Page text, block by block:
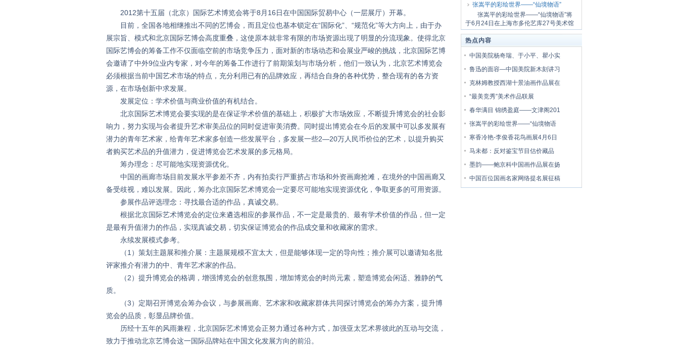
2012第十五届（北京）国际艺术博览会将于8月16日在中国国际贸易中心（一层展厅）开幕。
目前，全国各地相继推出不同的艺博会，而且定位也基本锁定在“国际化”、“规范化”等大方向上，由于办
展宗旨、模式和北京国际艺博会高度重叠，这使原本就非常有限的市场资源出现了明显的分流现象。使得北京
国际艺博会的筹备工作不仅面临空前的市场竞争压力，面对新的市场动态和会展业严峻的挑战，北京国际艺博
会邀请了中外9位业内专家，对今年的筹备工作进行了前期策划与市场分析，他们一致认为，北京艺术博览会
必须根据当前中国艺术市场的特点，充分利用已有的品牌效应，再结合自身的各种优势，整合现有的各方资
源，在市场创新中求发展。
发展定位：学术价值与商业价值的有机结合。
北京国际艺术博览会要实现的是在保证学术价值的基础上，积极扩大市场效应，不断提升博览会的社会影
响力，努力实现与会者提升艺术审美品位的同时促进审美消费。同时提出博览会在今后的发展中可以多发展有
潜力的青年艺术家，给青年艺术家多创造一些发展平台，多发展一些2—20万人民币价位的艺术，以提升购买
者购买艺术品的升值潜力，促进博览会艺术发展的多元格局。
筹办理念：尽可能地实现资源优化。
中国的画廊市场目前发展水平参差不齐，内有拍卖行严重挤占市场和外资画廊抢滩，在境外的中国画廊又
备受歧视，难以发展。因此，筹办北京国际艺术博览会一定要尽可能地实现资源优化，争取更多的可用资源。
参展作品评选理念：寻找最合适的作品，真诚交易。
根据北京国际艺术博览会的定位来遴选相应的参展作品，不一定是最贵的、最有学术价值的作品，但一定
是最有升值潜力的作品，实现真诚交易，切实保证博览会的作品成交量和收藏家的需求。
永续发展模式参考。
（1）策划主题展和推介展：主题展规模不宜太大，但是能够体现一定的导向性；推介展可以邀请知名批
评家推介有潜力的中、青年艺术家的作品。
（2）提升博览会的格调，增强博览会的创意氛围，增加博览会的时尚元素，塑造博览会闲适、雅静的气
质。
（3）定期召开博览会筹办会议，与参展画廊、艺术家和收藏家群体共同探讨博览会的筹办方案，提升博
览会的品质，彰显品牌价值。
历经十五年的风雨兼程，北京国际艺术博览会正努力通过各种方式，加强亚太艺术界彼此的互动与交流，
致力于推动北京艺博会这一国际品牌站在中国文化发展方向的前沿。
张嵩平的彩绘世界——“仙境物语”
张嵩平的彩绘世界——“仙境物语”将
于6月24日在上海市多伦艺库27号美术馆
一楼开...
热点内容
中国美院杨奇瑞、于小平、瞿小实
鲁迅的面容—中国美院新木刻讲习
克林姆教授西湖十景油画作品展在
“最美竞秀”美术作品联展
春华满目 锦绣盈庭——文津阁201
张嵩平的彩绘世界——“仙境物语
寒香冷艳-李俊香花鸟画展4月6日
马未都：反对鉴宝节目估价藏品
墨韵——鲍京科中国画作品展在扬
中国百位国画名家网络提名展征稿